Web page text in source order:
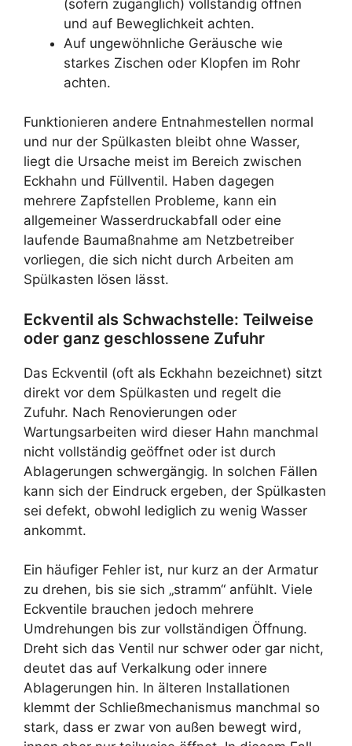
(sofern zugänglich) vollständig öffnen
und auf Beweglichkeit achten.
Auf ungewöhnliche Geräusche wie
starkes Zischen oder Klopfen im Rohr
achten.
Funktionieren andere Entnahmestellen normal
und nur der Spülkasten bleibt ohne Wasser,
liegt die Ursache meist im Bereich zwischen
Eckhahn und Füllventil. Haben dagegen
mehrere Zapfstellen Probleme, kann ein
allgemeiner Wasserdruckabfall oder eine
laufende Baumaßnahme am Netzbetreiber
vorliegen, die sich nicht durch Arbeiten am
Spülkasten lösen lässt.
Eckventil als Schwachstelle: Teilweise
oder ganz geschlossene Zufuhr
Das Eckventil (oft als Eckhahn bezeichnet) sitzt
direkt vor dem Spülkasten und regelt die
Zufuhr. Nach Renovierungen oder
Wartungsarbeiten wird dieser Hahn manchmal
nicht vollständig geöffnet oder ist durch
Ablagerungen schwergängig. In solchen Fällen
kann sich der Eindruck ergeben, der Spülkasten
sei defekt, obwohl lediglich zu wenig Wasser
ankommt.
Ein häufiger Fehler ist, nur kurz an der Armatur
zu drehen, bis sie sich „stramm“ anfühlt. Viele
Eckventile brauchen jedoch mehrere
Umdrehungen bis zur vollständigen Öffnung.
Dreht sich das Ventil nur schwer oder gar nicht,
deutet das auf Verkalkung oder innere
Ablagerungen hin. In älteren Installationen
klemmt der Schließmechanismus manchmal so
stark, dass er zwar von außen bewegt wird,